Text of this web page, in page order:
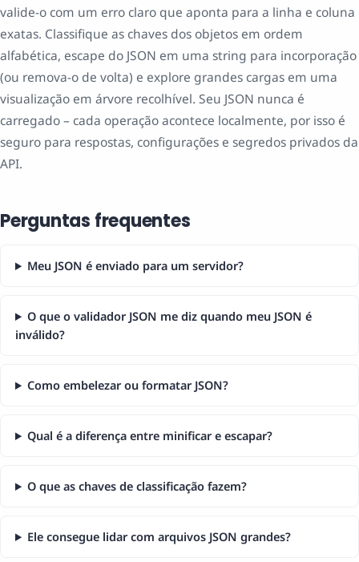
valide-o com um erro claro que aponta para a linha e coluna
exatas. Classifique as chaves dos objetos em ordem
alfabética, escape do JSON em uma string para incorporação
(ou remova-o de volta) e explore grandes cargas em uma
visualização em árvore recolhível. Seu JSON nunca é
carregado – cada operação acontece localmente, por isso é
seguro para respostas, configurações e segredos privados da
API.
Perguntas frequentes
Meu JSON é enviado para um servidor?
O que o validador JSON me diz quando meu JSON é
inválido?
Como embelezar ou formatar JSON?
Qual é a diferença entre minificar e escapar?
O que as chaves de classificação fazem?
Ele consegue lidar com arquivos JSON grandes?